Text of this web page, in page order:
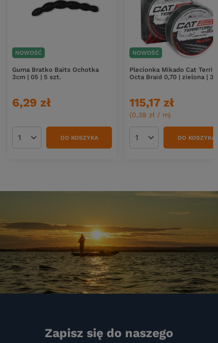
NOWOŚĆ
Guma Bratko Baits Ochotka
3cm | 05 | 5 szt.
6,29 zł
Ilość produktówDO KOSZYKA
NOWOŚĆ
Plecionka Mikado Cat
Octa Braid 0,70 | zielona |
115,17 zł
(0,38 zł / m)
Ilość produktówDO KOSZYKA
Zapisz się do naszego